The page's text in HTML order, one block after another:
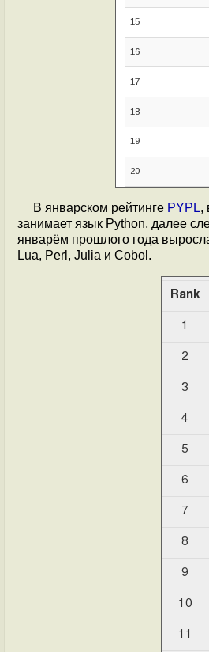
В январском рейтинге PYPL,
занимает язык Python, далее
январём прошлого года
Lua, Perl, Julia и Cobol.